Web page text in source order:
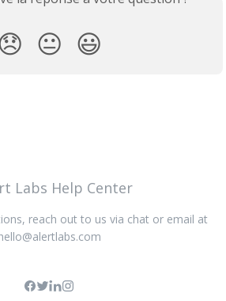
😐 😃
reach out to us via chat or email at